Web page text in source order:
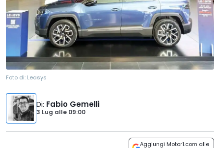
Foto di: Leasys
Di: Fabio Gemelli
3 Lug alle 09:00
Aggiungi Motor1.com alle